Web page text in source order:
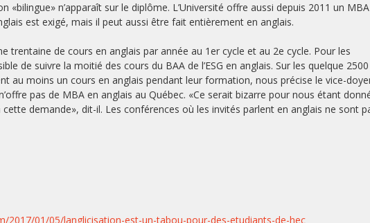
«bilingue» n’apparaît sur le diplôme. L’Université offre aussi depuis 2011 un
est exigé, mais il peut aussi être fait entièrement en anglais.
trentaine de cours en anglais par année au 1er cycle et au 2e cycle. Pour les
de suivre la moitié des cours du BAA de l’ESG en anglais. Sur les quelque 2500
au moins un cours en anglais pendant leur formation, nous précise le vice-
pas de MBA en anglais au Québec. «Ce serait bizarre pour nous étant
demande», dit-il. Les conférences où les invités parlent en anglais ne sont
2017/01/05/langlicisation-est-un-tabou-pour-des-etudiants-de-hec